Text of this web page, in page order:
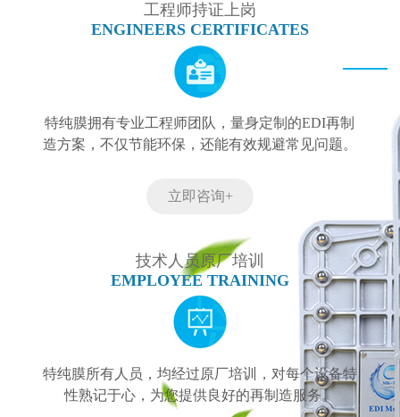
工程师持证上岗
ENGINEERS CERTIFICATES
特纯膜拥有专业工程师团队，量身定制的EDI再制
造方案，不仅节能环保，还能有效规避常见问题。
立即咨询+
技术人员原厂培训
EMPLOYEE TRAINING
特纯膜所有人员，均经过原厂培训，对每个设备特
性熟记于心，为您提供良好的再制造服务。